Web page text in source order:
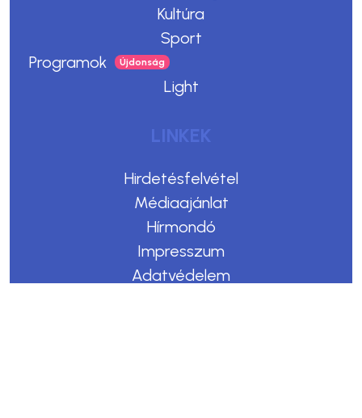
Kultúra
Sport
Programok
Light
LINKEK
Hirdetésfelvétel
Médiaajánlat
Hírmondó
Impresszum
Adatvédelem